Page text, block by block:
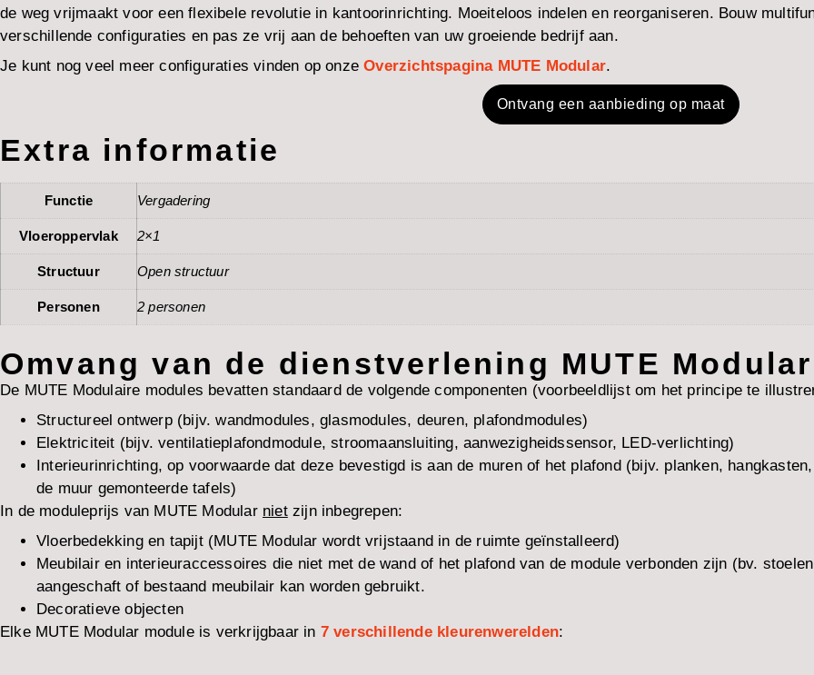
de weg vrijmaakt voor een flexibele revolutie in kantoorinrichting. Moeiteloos indelen en reorganiseren. Bouw
verschillende configuraties en pas ze vrij aan de behoeften van uw groeiende bedrijf aan.
Je kunt nog veel meer configuraties vinden op onzeOverzichtspagina MUTE Modular.
Ontvang een aanbieding op maat
Extra informatie
Functie Vergadering
Vloeroppervlak 2×1
Structuur Open structuur
Personen 2 personen
Omvang van de dienstverlening MUTE
De MUTE Modulaire modules bevatten standaard de volgende componenten (voorbeeldlijst om het principe te
Structureel ontwerp (bijv. wandmodules, glasmodules, deuren, plafondmodules)
Elektriciteit (bijv. ventilatieplafondmodule, stroomaansluiting, aanwezigheidssensor, LED-verlichting)
Interieurinrichting, op voorwaarde dat deze bevestigd is aan de muren of het plafond (bijv. planken,
de muur gemonteerde tafels)
In de moduleprijs van MUTE Modular nietzijn inbegrepen:
Vloerbedekking en tapijt (MUTE Modular wordt vrijstaand in de ruimte geïnstalleerd)
Meubilair en interieuraccessoires die niet met de wand of het plafond van de module verbonden zijn (bv.
aangeschaft of bestaand meubilair kan worden gebruikt.
Decoratieve objecten
Elke MUTE Modular module is verkrijgbaar in 7 verschillende kleurenwerelden: